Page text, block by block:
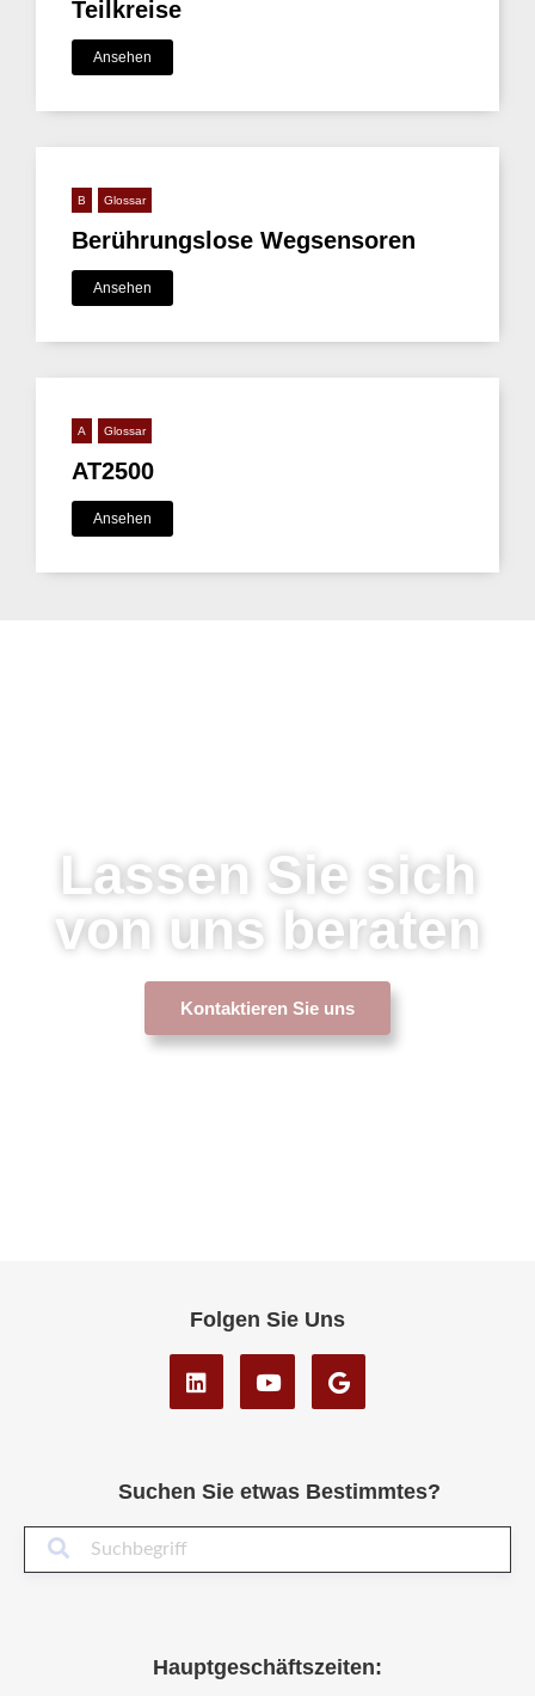
Teilkreise
Ansehen
B Glossar
Berührungslose Wegsensoren
Ansehen
A Glossar
AT2500
Ansehen
Lassen Sie sich
von uns beraten
Kontaktieren Sie uns
Hauptgeschäftszeiten:
Suchen Sie etwas Bestimmtes?
Folgen Sie Uns